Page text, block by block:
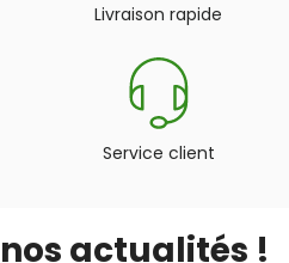
Livraison rapide
Service client
actualités !